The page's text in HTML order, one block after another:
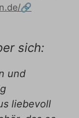
sich:
und
liebevoll